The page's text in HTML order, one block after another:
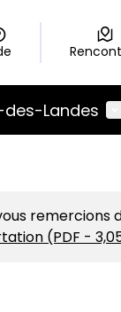
Landes
remercions
(PDF -